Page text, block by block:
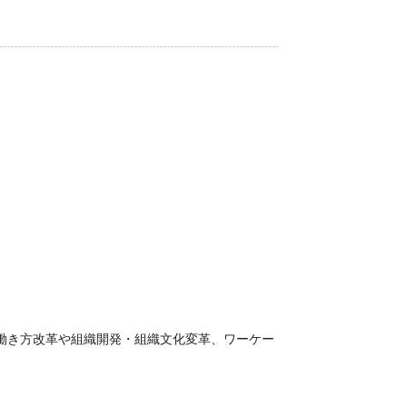
方改革や組織開発・組織文化変革、ワーケー